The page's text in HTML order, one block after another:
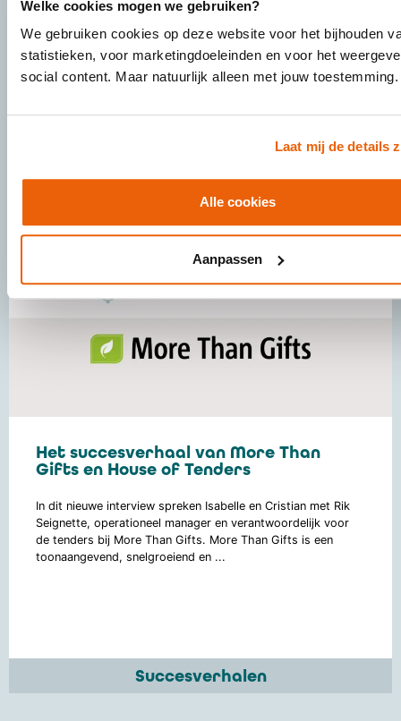
Welke cookies mogen we gebruiken?
We gebruiken cookies op deze website voor het bijhouden
statistieken, voor marketingdoeleinden en voor het
social content. Maar natuurlijk alleen met jouw
Laat mij de details
Alle cookies
Aanpassen
complexe en strategisch belangrijke aanbestedingen en
raamovereenkomsten. Dat heeft geleid tot meerdere
succesvolle gunningen. We spraken met Pieter Bal, ...
Het succesverhaal van More Than
Gifts en House of Tenders
In dit nieuwe interview spreken Isabelle en Cristian met Rik
Seignette, operationeel manager en verantwoordelijk voor
de tenders bij More Than Gifts. More Than Gifts is een
toonaangevend, snelgroeiend en ...
Succesverhalen